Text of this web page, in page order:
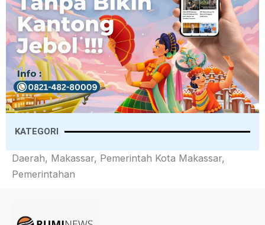
KATEGORI
Daerah, Makassar, Pemerintah Kota Makassar,
Pemerintahan